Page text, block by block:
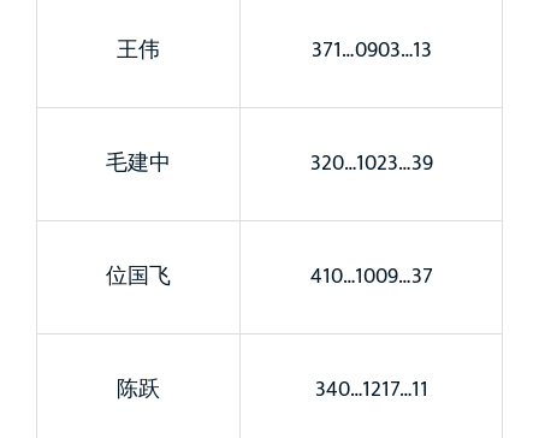
王伟 371…0903…13
毛建中 320…1023…39
位国飞 410…1009…37
陈跃 340…1217…11